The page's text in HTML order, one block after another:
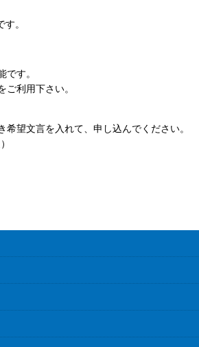
。
す。
利用下さい。
望文言を入れて、申し込んでください。